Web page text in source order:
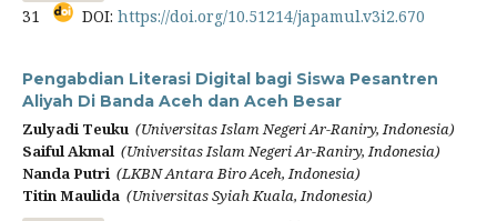
31
DOI: https://doi.org/10.51214/japamul.v3i2.670
Pengabdian Literasi Digital bagi Siswa Pesantren
Aliyah Di Banda Aceh dan Aceh Besar
Zulyadi Teuku (Universitas Islam Negeri Ar-Raniry, Indonesia)
Saiful Akmal (Universitas Islam Negeri Ar-Raniry, Indonesia)
Nanda Putri (LKBN Antara Biro Aceh, Indonesia)
Titin Maulida (Universitas Syiah Kuala, Indonesia)